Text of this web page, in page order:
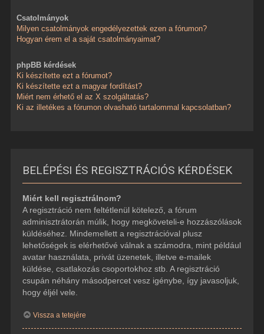
Csatolmányok
Milyen csatolmányok engedélyezettek ezen a fórumon?
Hogyan érem el a saját csatolmányaimat?
phpBB kérdések
Ki készítette ezt a fórumot?
Ki készítette ezt a magyar fordítást?
Miért nem érhető el az X szolgáltatás?
Ki az illetékes a fórumon olvasható tartalommal kapcsolatban?
BELÉPÉSI ÉS REGISZTRÁCIÓS KÉRDÉSEK
Miért kell regisztrálnom?
A regisztráció nem feltétlenül kötelező, a fórum
adminisztrátorán múlik, hogy megköveteli-e hozzászólások
küldéséhez. Mindemellett a regisztrációval plusz
lehetőségek is elérhetővé válnak a számodra, mint például
avatar használata, privát üzenetek, illetve e-mailek
küldése, csatlakozás csoportokhoz stb. A regisztráció
csupán néhány másodpercet vesz igénybe, így javasoljuk,
hogy éljél vele.
Vissza a tetejére